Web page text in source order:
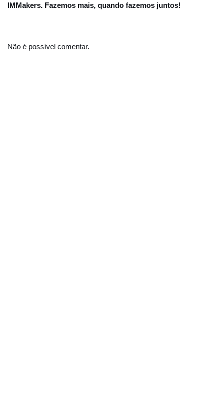
IMMakers. Fazemos mais, quando fazemos juntos!
Não é possível comentar.